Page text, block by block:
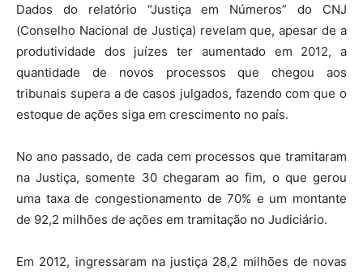
Dados do relatório “Justiça em Números” do CNJ
(Conselho Nacional de Justiça) revelam que, apesar de a
produtividade dos juízes ter aumentado em 2012, a
quantidade de novos processos que chegou aos
tribunais supera a de casos julgados, fazendo com que o
estoque de ações siga em crescimento no país.
No ano passado, de cada cem processos que tramitaram
na Justiça, somente 30 chegaram ao fim, o que gerou
uma taxa de congestionamento de 70% e um montante
de 92,2 milhões de ações em tramitação no Judiciário.
Em 2012, ingressaram na justiça 28,2 milhões de novas